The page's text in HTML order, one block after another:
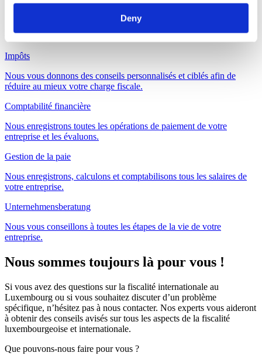
Deny
Ces services pourraient également vous
intéresser
Impôts
Nous vous donnons des conseils personnalisés et ciblés afin de
réduire au mieux votre charge fiscale.
Comptabilité financière
Nous enregistrons toutes les opérations de paiement de votre
entreprise et les évaluons.
Gestion de la paie
Nous enregistrons, calculons et comptabilisons tous les salaires de
votre entreprise.
Unternehmensberatung
Nous vous conseillons à toutes les étapes de la vie de votre
entreprise.
Nous sommes toujours là pour vous !
Si vous avez des questions sur la fiscalité internationale au
Luxembourg ou si vous souhaitez discuter d’un problème
spécifique, n’hésitez pas à nous contacter. Nos experts vous aideront
à obtenir des conseils avisés sur tous les aspects de la fiscalité
luxembourgeoise et internationale.
Que pouvons-nous faire pour vous ?